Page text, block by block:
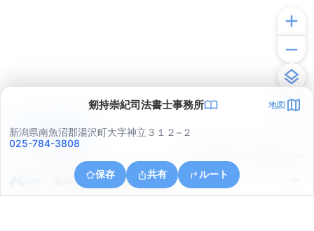
剱持崇紀司法書士事務所 地図
新潟県南魚沼郡湯沢町大字神立３１２−２
025-784-3808
保存 共有 ルート
新潟県南魚沼郡湯沢町大字神立
アプリで見る